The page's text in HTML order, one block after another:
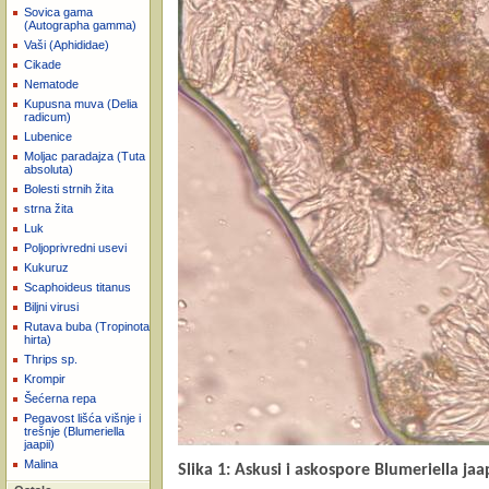
Sovica gama
(Autographa gamma)
Vaši (Aphididae)
Cikade
Nematode
Kupusna muva (Delia
radicum)
Lubenice
Moljac paradajza (Tuta
absoluta)
Bolesti strnih žita
strna žita
Luk
Poljoprivredni usevi
Kukuruz
Scaphoideus titanus
Biljni virusi
Rutava buba (Tropinota
hirta)
Thrips sp.
Krompir
Šećerna repa
Pegavost lišća višnje i
trešnje (Blumeriella
jaapii)
Malina
Slika 1: Askusi i askospore Blumeriella